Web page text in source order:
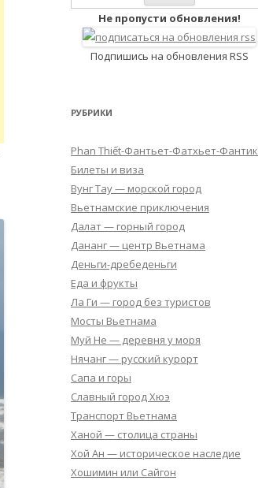
Не пропусти обновления!
Подпишись на обновления RSS
РУБРИКИ
Phan Thiết-Фантьет-Фатхьет-Фантик
Билеты и виза
Вунг Тау — морской город
Вьетнамские приключения
Далат — горный город
Дананг — центр Вьетнама
Деньги-дребеденьги
Еда и фрукты
Ла Ги — город без туристов
Мосты Вьетнама
Муй Не — деревня у моря
Нячанг — русский курорт
Сапа и горы
Славный город Хюэ
Транспорт Вьетнама
Ханой — столица страны
Хой Ан — историческое наследие
Хошимин или Сайгон